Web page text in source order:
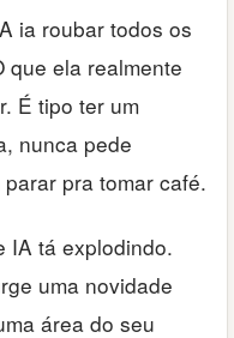
ia roubar todos os
que ela realmente
É tipo ter um
nunca pede
pra tomar café.
IA tá explodindo.
uma novidade
área do seu